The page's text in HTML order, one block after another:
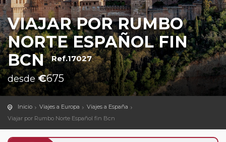
VIAJAR POR RUMBO
NORTE ESPAÑOL FIN
BCN Ref.17027
desde€675
Inicio Viajes a Europa
Viajes a España
Viajar por Rumbo Norte Español fin Bcn